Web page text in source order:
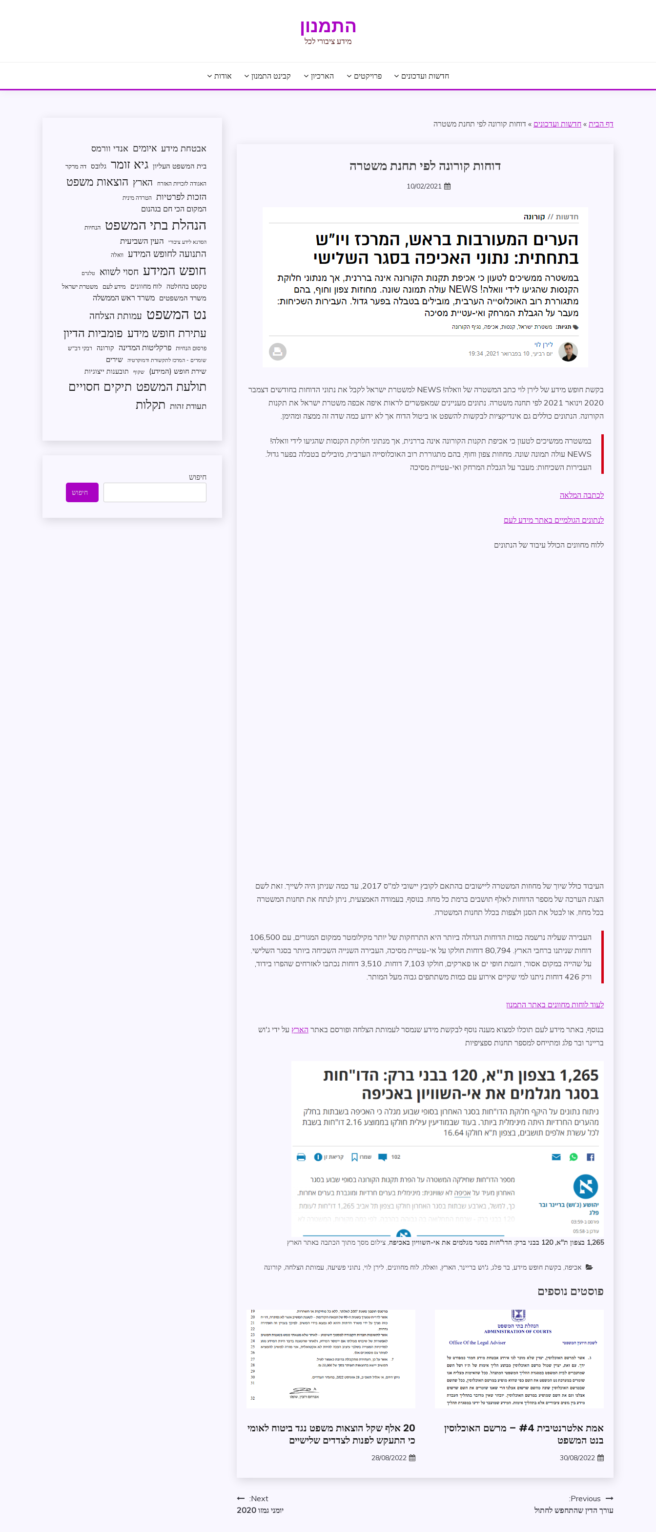
התמנון
מידע ציבורי לכל
חדשות ועדכונים פרויקטים הארכיון קבינט התמנון אודות
דף הבית » חדשות ועדכונים » דוחות קורונה לפי תחנת משטרה
וביטחון
התמנון
חדשות
חופש
מידע
מידע
שנמסר
עדכונים
דוחות קורונה לפי תחנת משטרה
10/02/2021
בקשת חופש מידע של לירן לוי כתב המשטרה של וואלה! NEWS למשטרת ישראל לקבל את נתוני הדוחות בחודשים דצמבר
2020 וינואר 2021 לפי תחנה משטרה. נתונים מעניינים שמאפשרים לראות איפה אכפה משטרת ישראל את תקנות
הקורונה. הנתונים כוללים גם אינדיקציות לבקשות להשפט או ביטול הדוח אך לא ידוע כמה שדה זה ממצה ומהימן.
במשטרה ממשיכים לטעון כי אכיפת תקנות הקורונה אינה בררנית, אך מנתוני חלוקת הקנסות שהגיעו לידי וואלה!
NEWS עולה תמונה שונה. מחוזות צפון וחוף, בהם מתגוררת רוב האוכלוסייה הערבית, מובילים בטבלה בפער גדול.
העבירות השכיחות: מעבר על הגבלת המרחק ואי-עטיית מסיכה
לכתבה המלאה
לנתונים הגולמיים באתר מידע לעם
ללוח מחוונים הכולל עיבוד של הנתונים
העיבוד כולל שיוך של מחוזות המשטרה ליישובים בהתאם לקובץ יישובי למ"ס 2017, עד כמה שניתן היה לשייך. זאת לשם
הצגת הערכה של מספר הדוחות לאלף תושבים ברמת כל מחוז. בנוסף, בעמודה האמצעית, ניתן לנתח את תחנות המשטרה
בכל מחוז, או לבטל את הסנן ולצפות בכלל תחנות המשטרה.
העבירה שעליה נרשמה כמות הדוחות הגדולה ביותר היא התרחקות של יותר מקילומטר ממקום המגורים, עם 106,500
דוחות שניתנו ברחבי הארץ. 80,794 דוחות חולקו על אי-עטיית מסיכה, העבירה השנייה השכיחה ביותר בסגר השלישי.
על שהייה במקום אסור, דוגמת חופי ים או פארקים, חולקו 7,103 דוחות. 3,510 דוחות נכתבו לאזרחים שהפרו בידוד,
ורק 426 דוחות ניתנו למי שקיים אירוע עם כמות משתתפים גבוה מעל המותר.
לעוד לוחות מחוונים באתר התמנון
בנוסף, באתר מידע לעם תוכלו למצוא מענה נוסף לבקשת מידע שנמסר לעמותת הצלחה ופורסם באתר הארץ על ידי ג'וש
בריינר ובר פלג ומתייחס למספר תחנות ספציפיות
1,265 בצפון ת"א, 120 בבני ברק: הדו"חות בסגר מגלמים את אי-השוויון באכיפה , צילום מסך מתוך הכתבה באתר הארץ
אכיפה, בקשת חופש מידע, בר פלג, ג'וש בריינר, הארץ, וואלה, לוח מחוונים, לירן לוי, נתוני פשיעה, עמותת הצלחה, קורונה
פוסטים נוספים
אבטחת
מידע
בקשת
מידע
שנמסר
ומנהל
תקין
אמת אלטרנטיבית #4 – מרשם האוכלוסין
בנט המשפט
30/08/2022
חופש
מידע
עתירת
מידע
20 אלף שקל הוצאות משפט נגד ביטוח לאומי
כי התעקש לפנות לצדדים שלישיים
28/08/2022
ניווטPrevious:
עורך הדין שהתחפש לחתול
Next:
יומני גמזו 2020
אבטחת מידע איומים אנדי וורמס
בית המשפט העליון גיא זומר גלובס דה מרקר
האגודה לזכויות האזרח הארץ הוצאות משפט
הזכות לפרטיות הטרדה מינית
המקום הכי חם בגהנום
הנהלת בתי המשפט הנחיות
הסדנא לידע ציבורי העין השביעית
התנועה לחופש המידע וואלה
חופש המידע חסוי לשווא טלגרם
טקסט בהחלטה לוח מחוונים מידע לעם משטרת ישראל
משרד המשפטים משרד ראש הממשלה
נט המשפט עמותת הצלחה
עתירת חופש מידע פומביות הדיון
פרסום הנחיות פרקליטות המדינה קורונה רבקי דב"ש
שומרים - המרכז לתקשורת ודמוקרטיה
שירים
שירת חופש (המידע)
שקוף תובענות ייצוגיות
תולעת המשפט תיקים חסויים
תעודת זהות תקלות
חיפוש
חיפוש